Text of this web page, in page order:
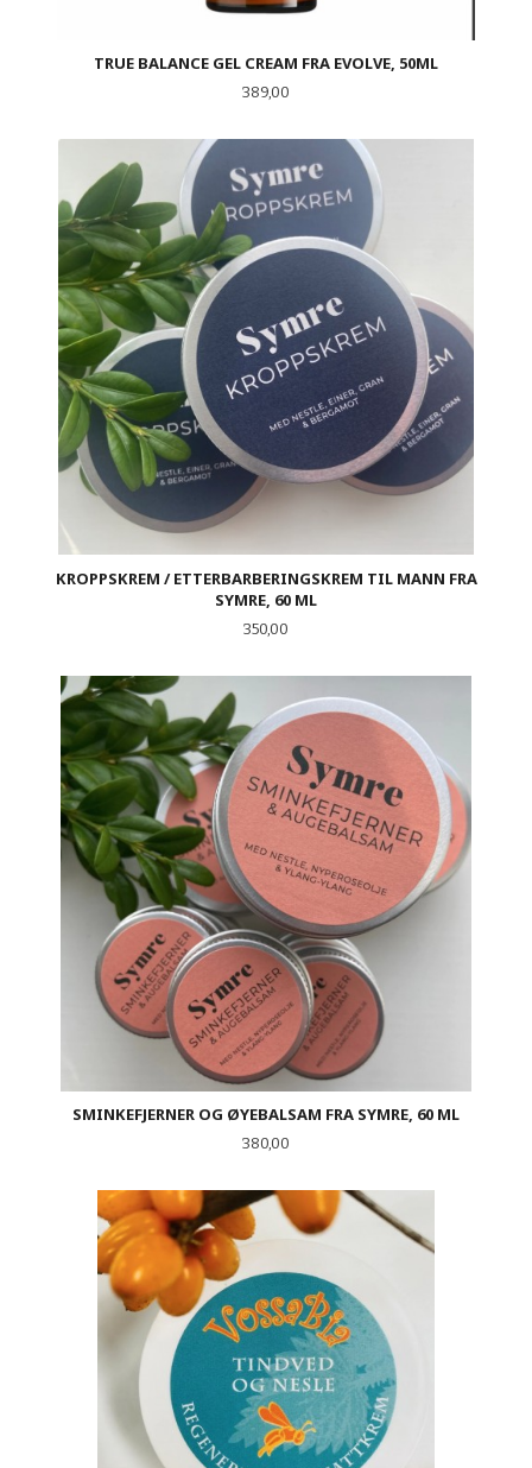
TRUE BALANCE GEL CREAM FRA EVOLVE, 50ML
Pris
389,00
KROPPSKREM / ETTERBARBERINGSKREM TIL MANN FRA
SYMRE, 60 ML
Pris
350,00
SMINKEFJERNER OG ØYEBALSAM FRA SYMRE, 60 ML
Pris
380,00